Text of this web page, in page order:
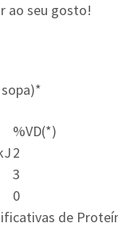
ao seu gosto!
%VD(*)
2
3
0
de